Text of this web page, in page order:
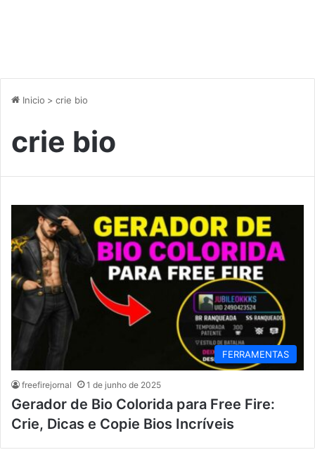
Inicio > crie bio
crie bio
FERRAMENTAS
freefirejornal 1 de junho de 2025
Gerador de Bio Colorida para Free Fire:
Crie, Dicas e Copie Bios Incríveis